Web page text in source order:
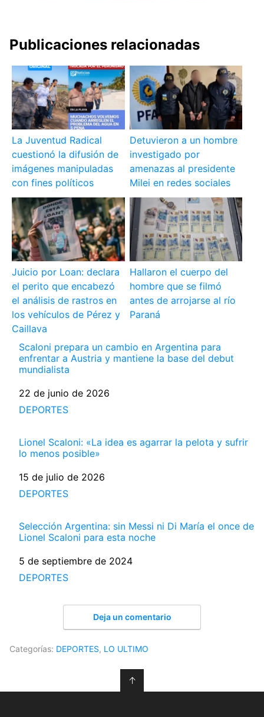
Publicaciones relacionadas
La Juventud Radical
cuestionó la difusión de
imágenes manipuladas
con fines políticos
Detuvieron a un hombre
investigado por
amenazas al presidente
Milei en redes sociales
Juicio por Loan: declara
el perito que encabezó
el análisis de rastros en
los vehículos de Pérez y
Caillava
Hallaron el cuerpo del
hombre que se filmó
antes de arrojarse al río
Paraná
Scaloni prepara un cambio en Argentina para
enfrentar a Austria y mantiene la base del debut
mundialista
Fecha
22 de junio de 2026
Respecto a
DEPORTES
Lionel Scaloni: «La idea es agarrar la pelota y sufrir
lo menos posible»
Fecha
15 de julio de 2026
Respecto a
DEPORTES
Selección Argentina: sin Messi ni Di María el once de
Lionel Scaloni para esta noche
Fecha
5 de septiembre de 2024
Respecto a
DEPORTES
Deja un comentario
Categorías: DEPORTES, LO ULTIMO
↑